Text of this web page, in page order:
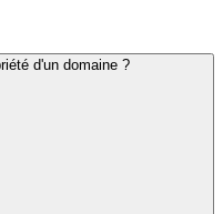
d'un domaine ?